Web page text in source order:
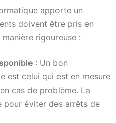
apporte un
doivent être pris en
rigoureuse :
: Un bon
est celui qui est en mesure
cas de problème. La
pour éviter des arrêts de